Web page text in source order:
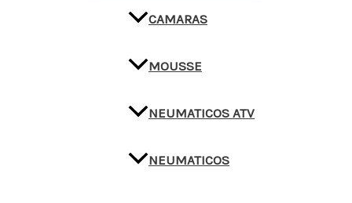
CAMARAS
MOUSSE
NEUMATICOS ATV
NEUMATICOS